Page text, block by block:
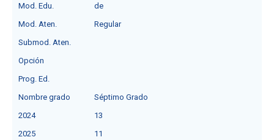
Mod. Edu.
de
Mod. Aten.
Regular
Submod. Aten.
Opción
Prog. Ed.
Nombre grado
Séptimo Grado
2024
13
2025
11